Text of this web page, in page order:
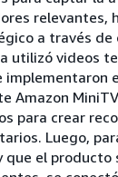
relevantes,
a través de
utilizó videos
implementaron
Amazon
para crear
Luego,
que el producto